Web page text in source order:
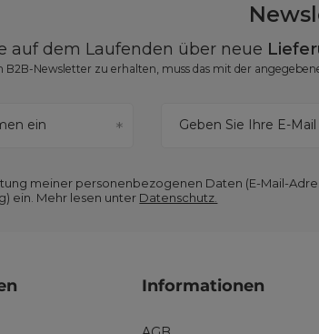
auf dem Laufenden über neue
B2B-Newsletter zu erhalten, muss das mit der
ein Geben Sie Ihre E-Mail
meiner personenbezogenen Daten (E-Mail-
ein. Mehr lesen unter Datenschutz.
Informationen